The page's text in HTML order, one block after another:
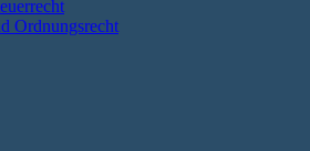
Ordnungsrecht